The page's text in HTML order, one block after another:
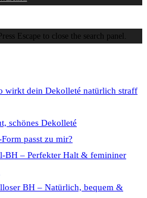
Press Escape to close the search panel.
wirkt dein Dekolleté natürlich straff
schönes Dekolleté
passt zu mir?
BH – Perfekter Halt & femininer
BH – Natürlich, bequem &